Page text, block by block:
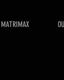
MATRIMAX